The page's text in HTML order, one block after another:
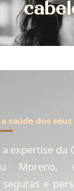
saúde dos
expertise da
Moreno,
seguras e